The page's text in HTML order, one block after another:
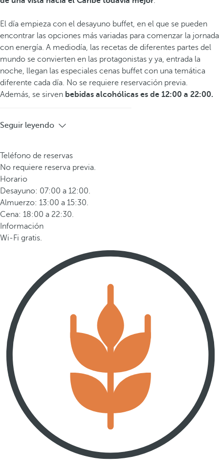
El día empieza con el desayuno buffet, en el que se pueden
encontrar las opciones más variadas para comenzar la jornada
con energía. A mediodía, las recetas de diferentes partes del
mundo se convierten en las protagonistas y ya, entrada la
noche, llegan las especiales cenas buffet con una temática
diferente cada día. No se requiere reservación previa.
Además, se sirven bebidas alcohólicas es de 12:00 a 22:00.
Seguir leyendo
Teléfono de reservas
No requiere reserva previa.
Horario
Desayuno: 07:00 a 12:00.
Almuerzo: 13:00 a 15:30.
Cena: 18:00 a 22:30.
Información
Wi-Fi gratis.